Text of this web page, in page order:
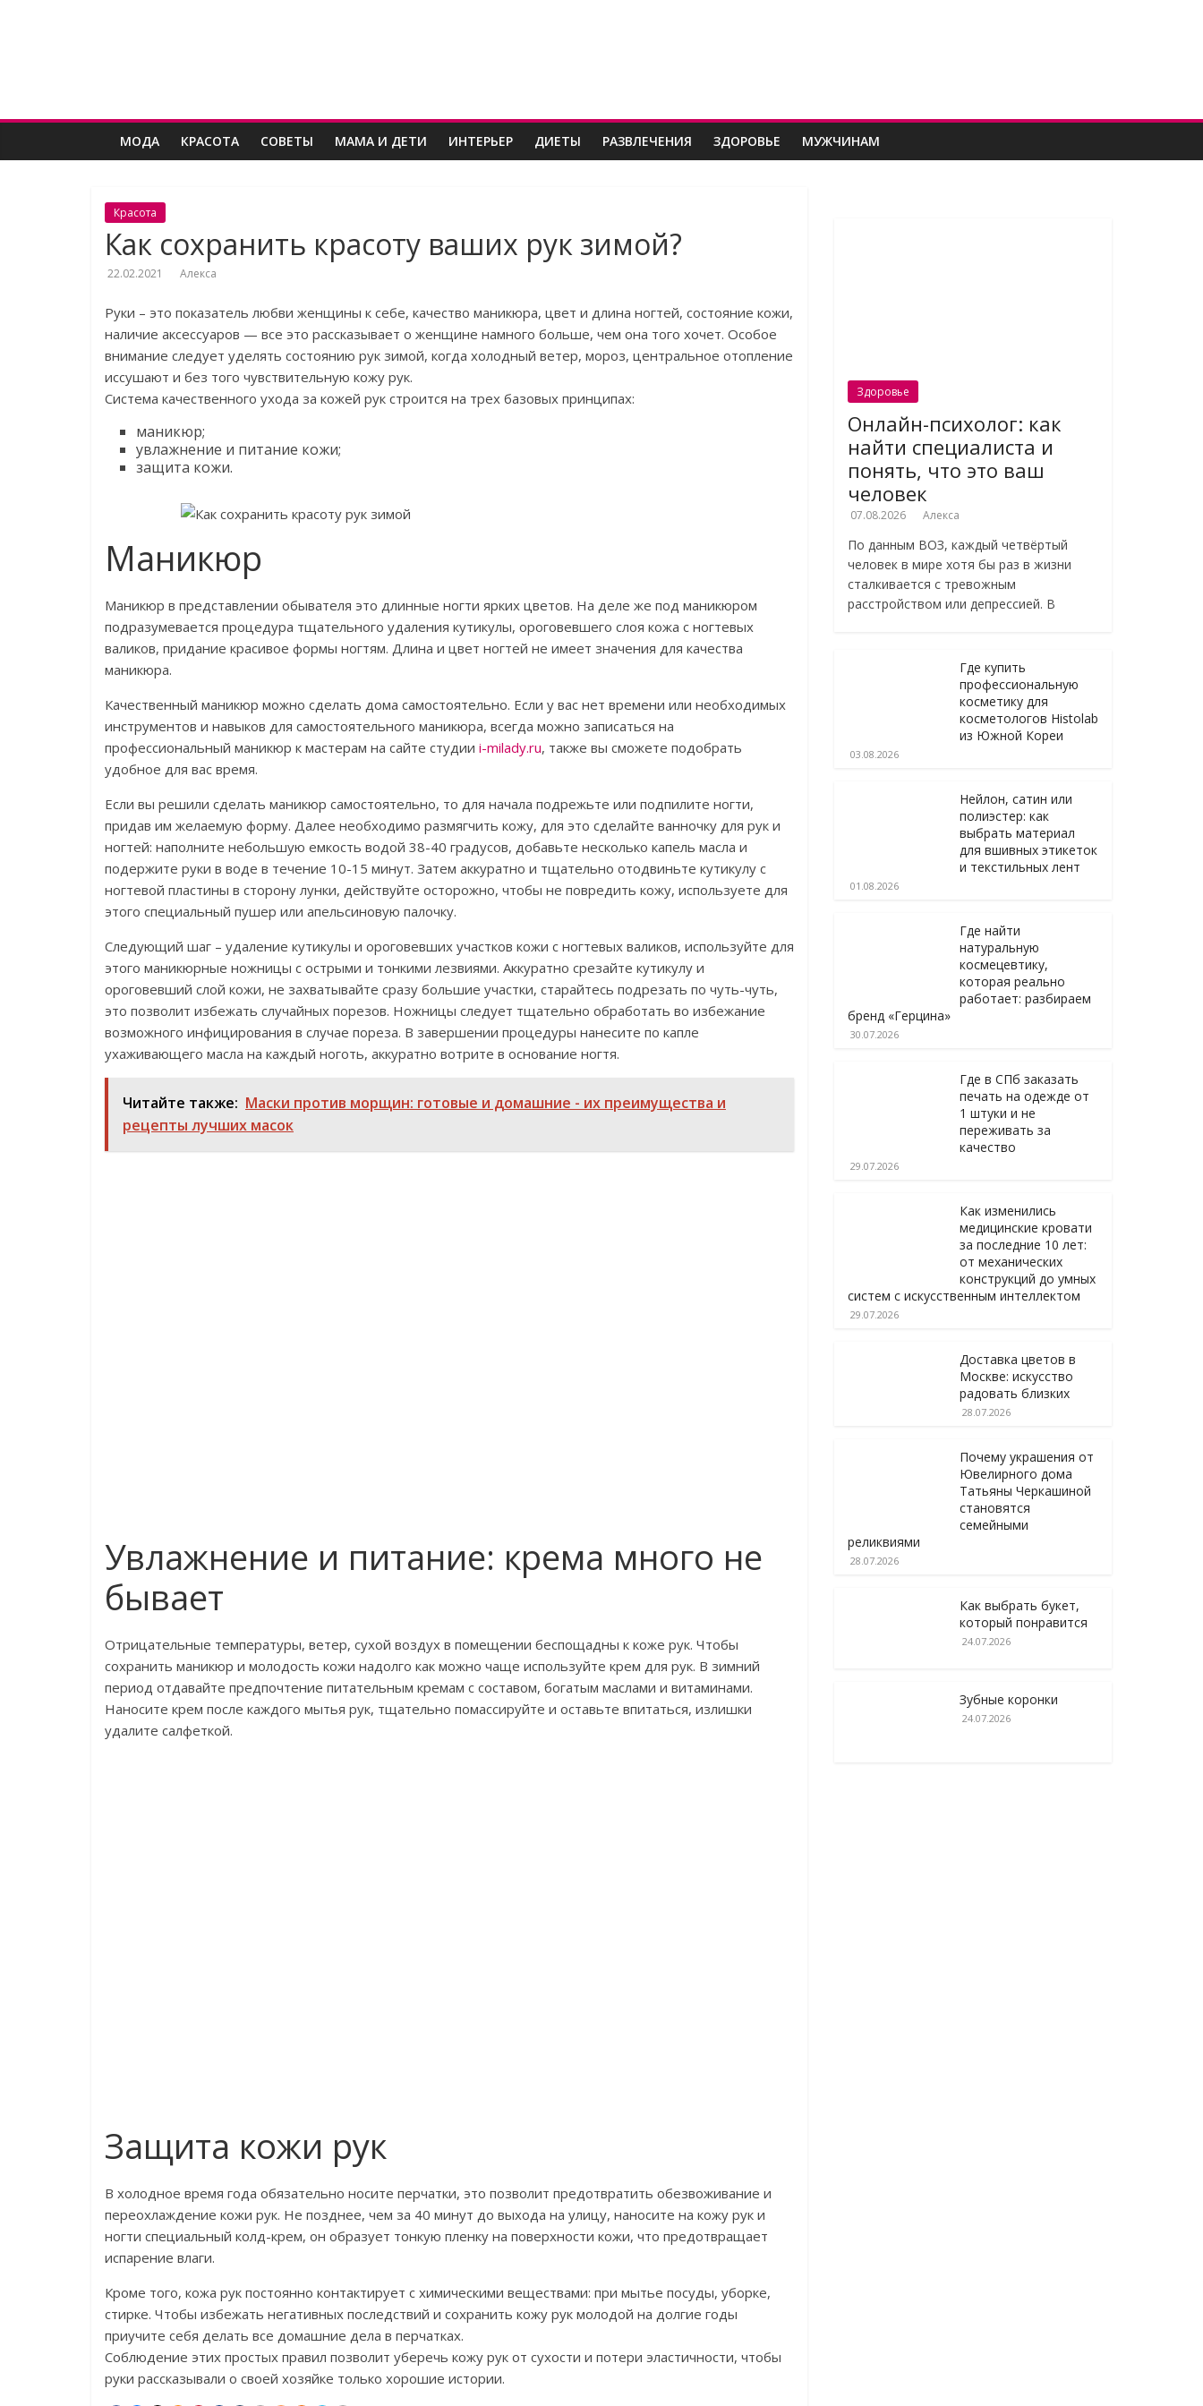
Блог
полезных
женщин
МОДА КРАСОТА СОВЕТЫ МАМА И ДЕТИ ИНТЕРЬЕР ДИЕТЫ РАЗВЛЕЧЕНИЯ ЗДОРОВЬЕ МУЖЧИНАМ
Красота
Как сохранить красоту ваших рук зимой?
22.02.2021 Алекса
Руки – это показатель любви женщины к себе, качество маникюра, цвет и длина ногтей, состояние кожи,
наличие аксессуаров — все это рассказывает о женщине намного больше, чем она того хочет. Особое
внимание следует уделять состоянию рук зимой, когда холодный ветер, мороз, центральное отопление
иссушают и без того чувствительную кожу рук.
Система качественного ухода за кожей рук строится на трех базовых принципах:
маникюр;
увлажнение и питание кожи;
защита кожи.
Маникюр
Маникюр в представлении обывателя это длинные ногти ярких цветов. На деле же под маникюром
подразумевается процедура тщательного удаления кутикулы, ороговевшего слоя кожа с ногтевых
валиков, придание красивое формы ногтям. Длина и цвет ногтей не имеет значения для качества
маникюра.
Качественный маникюр можно сделать дома самостоятельно. Если у вас нет времени или необходимых
инструментов и навыков для самостоятельного маникюра, всегда можно записаться на
профессиональный маникюр к мастерам на сайте студии i-milady.ru, также вы сможете подобрать
удобное для вас время.
Если вы решили сделать маникюр самостоятельно, то для начала подрежьте или подпилите ногти,
придав им желаемую форму. Далее необходимо размягчить кожу, для это сделайте ванночку для рук и
ногтей: наполните небольшую емкость водой 38-40 градусов, добавьте несколько капель масла и
подержите руки в воде в течение 10-15 минут. Затем аккуратно и тщательно отодвиньте кутикулу с
ногтевой пластины в сторону лунки, действуйте осторожно, чтобы не повредить кожу, используете для
этого специальный пушер или апельсиновую палочку.
Следующий шаг – удаление кутикулы и ороговевших участков кожи с ногтевых валиков, используйте для
этого маникюрные ножницы с острыми и тонкими лезвиями. Аккуратно срезайте кутикулу и
ороговевший слой кожи, не захватывайте сразу большие участки, старайтесь подрезать по чуть-чуть,
это позволит избежать случайных порезов. Ножницы следует тщательно обработать во избежание
возможного инфицирования в случае пореза. В завершении процедуры нанесите по капле
ухаживающего масла на каждый ноготь, аккуратно вотрите в основание ногтя.
Читайте также: Маски против морщин: готовые и домашние - их преимущества и
рецепты лучших масок
Увлажнение и питание: крема много не
бывает
Отрицательные температуры, ветер, сухой воздух в помещении беспощадны к коже рук. Чтобы
сохранить маникюр и молодость кожи надолго как можно чаще используйте крем для рук. В зимний
период отдавайте предпочтение питательным кремам с составом, богатым маслами и витаминами.
Наносите крем после каждого мытья рук, тщательно помассируйте и оставьте впитаться, излишки
удалите салфеткой.
Защита кожи рук
В холодное время года обязательно носите перчатки, это позволит предотвратить обезвоживание и
переохлаждение кожи рук. Не позднее, чем за 40 минут до выхода на улицу, наносите на кожу рук и
ногти специальный колд-крем, он образует тонкую пленку на поверхности кожи, что предотвращает
испарение влаги.
Кроме того, кожа рук постоянно контактирует с химическими веществами: при мытье посуды, уборке,
стирке. Чтобы избежать негативных последствий и сохранить кожу рук молодой на долгие годы
приучите себя делать все домашние дела в перчатках.
Соблюдение этих простых правил позволит уберечь кожу рук от сухости и потери эластичности, чтобы
руки рассказывали о своей хозяйке только хорошие истории.
Здоровье
Онлайн-психолог: как
найти специалиста и
понять, что это ваш
человек
07.08.2026 Алекса
По данным ВОЗ, каждый четвёртый
человек в мире хотя бы раз в жизни
сталкивается с тревожным
расстройством или депрессией. В
Где купить
профессиональную
косметику для
косметологов Histolab
из Южной Кореи
03.08.2026
Нейлон, сатин или
полиэстер: как
выбрать материал
для вшивных этикеток
и текстильных лент
01.08.2026
Где найти
натуральную
космецевтику,
которая реально
работает: разбираем
бренд «Герцина»
30.07.2026
Где в СПб заказать
печать на одежде от
1 штуки и не
переживать за
качество
29.07.2026
Как изменились
медицинские кровати
за последние 10 лет:
от механических
конструкций до умных
систем с искусственным интеллектом
29.07.2026
Доставка цветов в
Москве: искусство
радовать близких
28.07.2026
Почему украшения от
Ювелирного дома
Татьяны Черкашиной
становятся
семейными
реликвиями
28.07.2026
Как выбрать букет,
который понравится
24.07.2026
Зубные коронки
24.07.2026